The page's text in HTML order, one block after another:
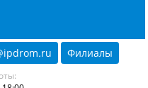
.ru Филиалы